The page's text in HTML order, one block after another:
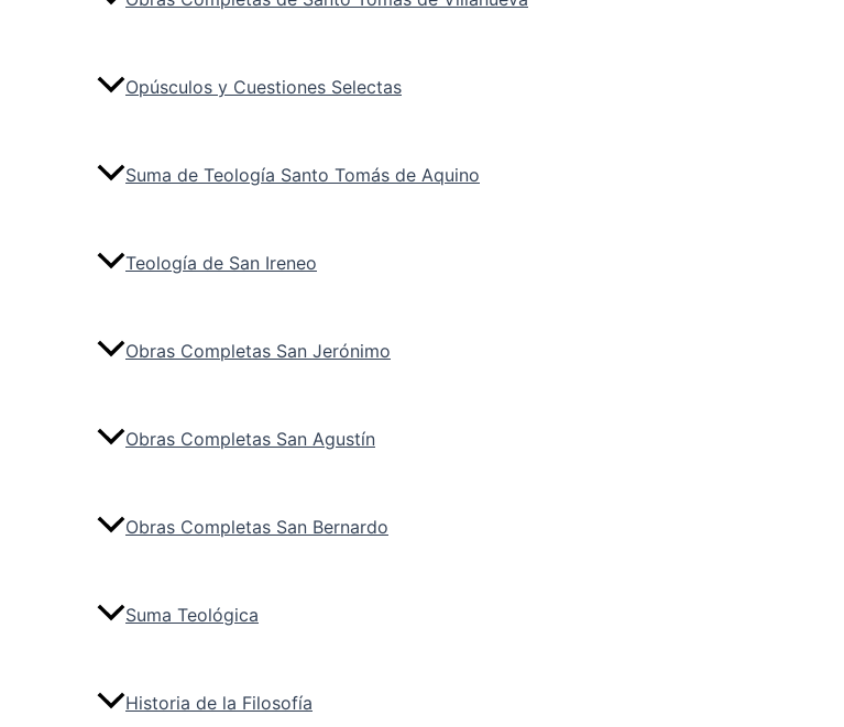
Opúsculos y Cuestiones Selectas
Suma de Teología Santo Tomás de Aquino
Teología de San Ireneo
Obras Completas San Jerónimo
Obras Completas San Agustín
Obras Completas San Bernardo
Suma Teológica
Historia de la Filosofía